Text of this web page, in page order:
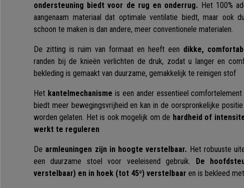
ondersteuning biedt voor de rug en onderrug. Het 100%
aangenaam materiaal dat optimale ventilatie biedt, maar ook
schoon te maken is dan andere, meer conventionele materialen.
De zitting is ruim van formaat en heeft een dikke,
randen bij de knieën verlichten de druk, zodat u langer en
bekleding is gemaakt van duurzame, gemakkelijk te reinigen stof
Het kantelmechanisme is een ander essentieel
biedt meer bewegingsvrijheid en kan in de oorspronkelijke
worden gelaten. Het is ook mogelijk om de hardheid of
werkt te reguleren
De armleuningen zijn in hoogte verstelbaar. Het robuuste
een duurzame stoel voor veeleisend gebruik. De
verstelbaar) en in hoek (tot 45º) verstelbaar en is bekleed